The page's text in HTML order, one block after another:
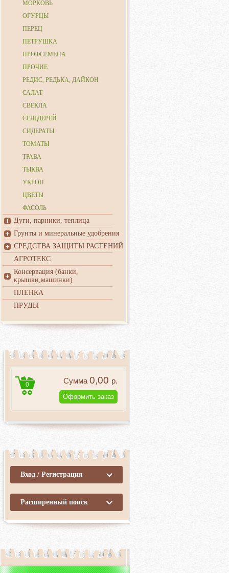
МОРКОВЬ
ОГУРЦЫ
ПЕРЕЦ
ПЕТРУШКА
ПРОФСЕМЕНА
ПРОЧИЕ
РЕДИС, РЕДЬКА, ДАЙКОН
САЛАТ
СВЕКЛА
СЕЛЬДЕРЕЙ
СИДЕРАТЫ
ТОМАТЫ
ТРАВА
ТЫКВА
УКРОП
ЦВЕТЫ
ФАСОЛЬ
Дуги, парники, теплица
Грунты и минеральные удобрения
СРЕДСТВА ЗАЩИТЫ РАСТЕНИЙ
АГРОТЕКС
Консервация (банки,
крышки,машинки)
ПЛЕНКА
ПРУДЫ
0 Сумма 0,00 р.
Оформить заказ
Вход / Регистрация
Расширенный поиск